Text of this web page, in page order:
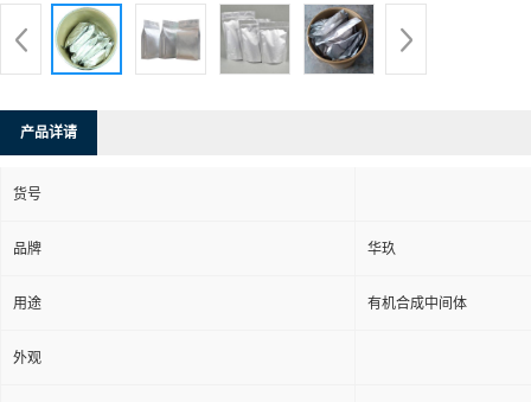
产品详请
货号
品牌 华玖
用途 有机合成中间体
外观